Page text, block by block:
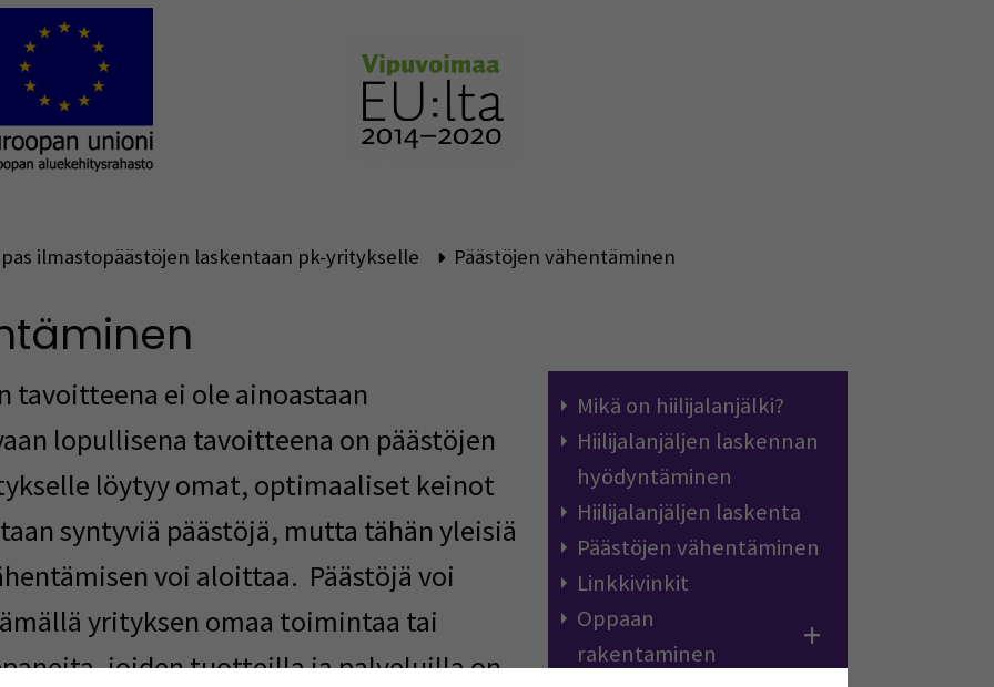
ilmastopäästöjen laskentaan pk-yritykselle Päästöjen vähentäminen
ei ole ainoastaan
lopullisena tavoitteena on päästöjen
löytyy omat, optimaaliset keinot
syntyviä päästöjä, mutta tähän yleisiä
voi aloittaa. Päästöjä voi
yrityksen omaa toimintaa tai
joiden tuotteilla ja palveluilla on
Mikä on hiilijalanjälki?
Hiilijalanjäljen laskennan
hyödyntäminen
Hiilijalanjäljen laskenta
Päästöjen vähentäminen
Linkkivinkit
Oppaan
rakentaminen